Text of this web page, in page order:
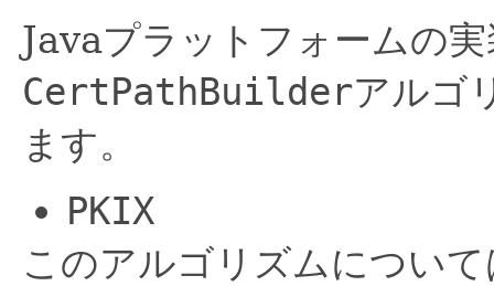
Javaプラットフォームの
CertPathBuilderアルゴ
ます。
PKIX
このアルゴリズムについ